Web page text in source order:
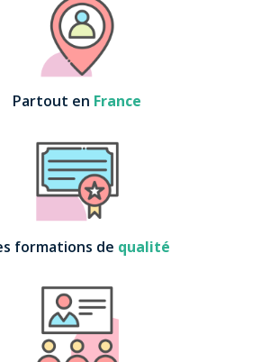
Partout en France
formations de qualité